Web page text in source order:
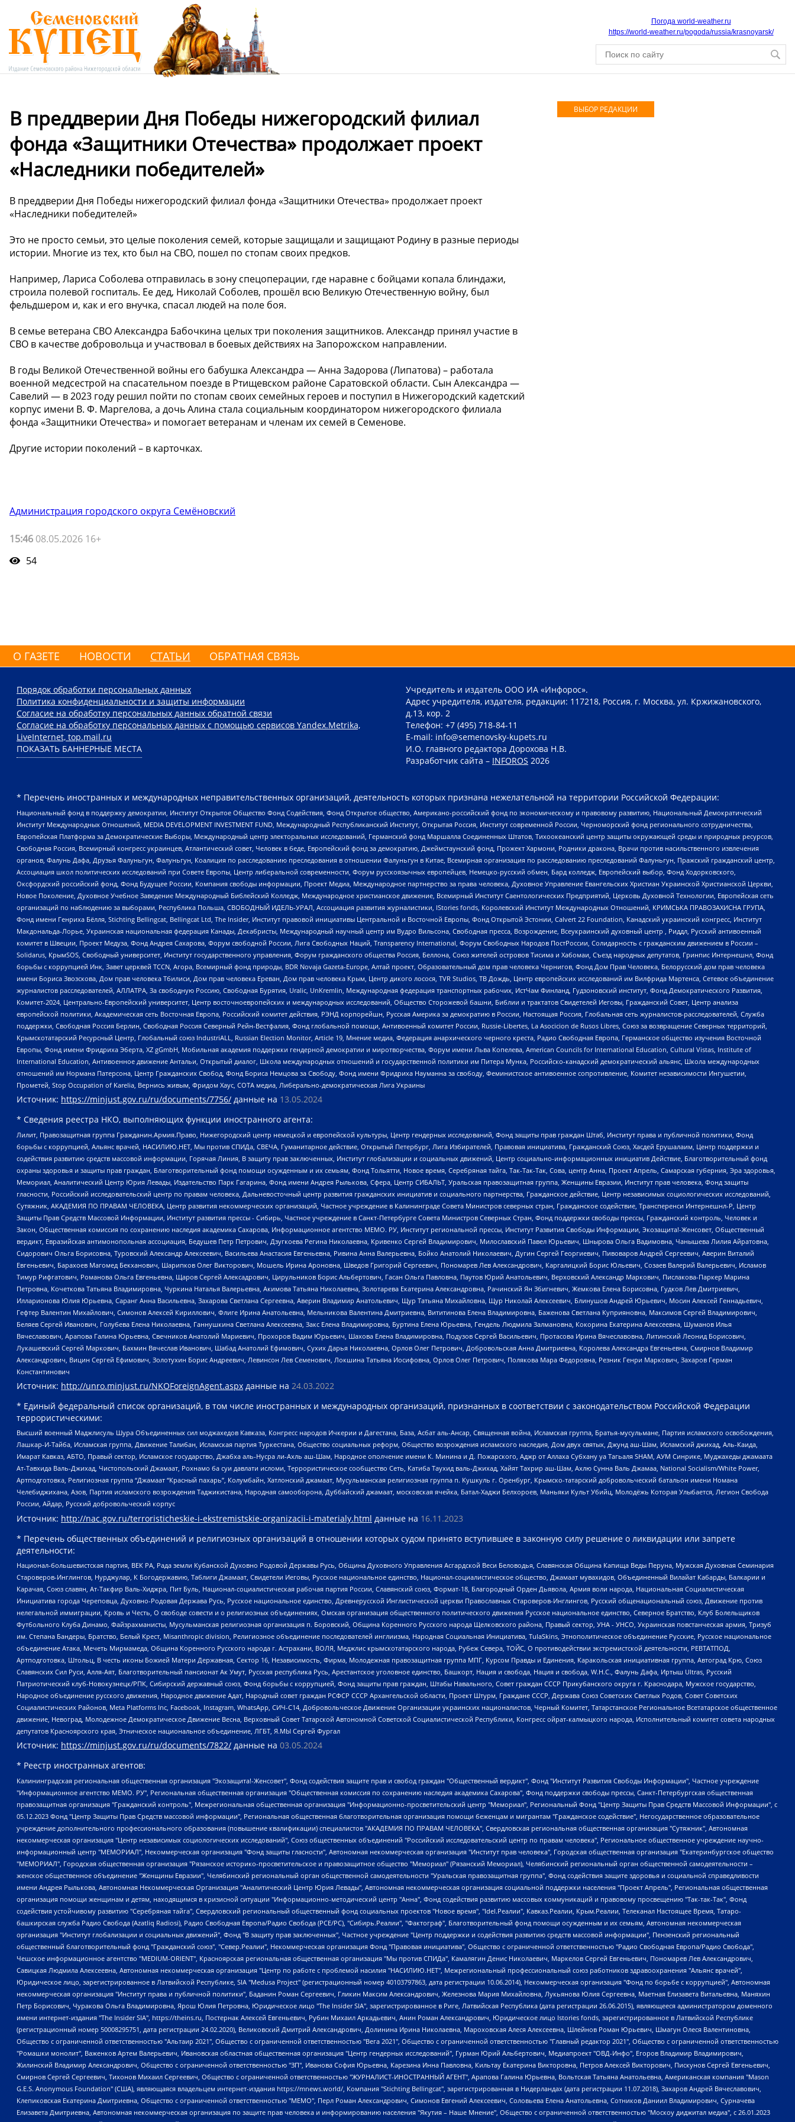
Погода world-weather.ru
https://world-weather.ru/pogoda/russia/krasnoyarsk/
В преддверии Дня Победы нижегородский филиал
фонда «Защитники Отечества» продолжает проект
«Наследники победителей»
В преддверии Дня Победы нижегородский филиал фонда «Защитники Отечества» продолжает проект
«Наследники победителей»
Это не просто семьи, это целые поколения семей, которые защищали и защищают Родину в разные периоды
истории. Многие из тех, кто был на СВО, пошел по стопам своих предков.
Например, Лариса Соболева отправилась в зону спецоперации, где наравне с бойцами копала блиндажи,
строила полевой госпиталь. Ее дед, Николай Соболев, прошёл всю Великую Отечественную войну, был
фельдшером и, как и его внучка, спасал людей на поле боя.
В семье ветерана СВО Александра Бабочкина целых три поколения защитников. Александр принял участие в
СВО в качестве добровольца и участвовал в боевых действиях на Запорожском направлении.
В годы Великой Отечественной войны его бабушка Александра — Анна Задорова (Липатова) – работала
военной медсестрой на спасательном поезде в Ртищевском районе Саратовской области. Сын Александра —
Савелий — в 2023 году решил пойти по стопам своих семейных героев и поступил в Нижегородский кадетский
корпус имени В. Ф. Маргелова, а дочь Алина стала социальным координатором нижегородского филиала
фонда «Защитники Отечества» и помогает ветеранам и членам их семей в Семенове.
Другие истории поколений – в карточках.
Администрация городского округа Семёновский
15:46 08.05.2026 16+
54
ВЫБОР РЕДАКЦИИ
О ГАЗЕТЕ НОВОСТИ СТАТЬИ ОБРАТНАЯ СВЯЗЬ
Порядок обработки персональных данных
Политика конфиденциальности и защиты информации
Согласие на обработку персональных данных обратной связи
Согласие на обработку персональных данных с помощью сервисов Yandex.Metrika,
LiveInternet, top.mail.ru
ПОКАЗАТЬ БАННЕРНЫЕ МЕСТА
Учредитель и издатель ООО ИА «Инфорос».
Адрес учредителя, издателя, редакции: 117218, Россия, г. Москва, ул. Кржижановского,
д.13, кор. 2
Телефон: +7 (495) 718-84-11
E-mail: info@semenovsky-kupets.ru
И.О. главного редактора Дорохова Н.В.
Разработчик сайта – INFOROS 2026
* Перечень иностранных и международных неправительственных организаций, деятельность которых признана нежелательной на территории Российской Федерации:
Национальный фонд в поддержку демократии, Институт Открытое Общество Фонд Содействия, Фонд Открытое общество, Американо-российский фонд по экономическому и правовому развитию, Национальный Демократический
Институт Международных Отношений, MEDIA DEVELOPMENT INVESTMENT FUND, Международный Республиканский Институт, Открытая Россия, Институт современной России, Черноморский фонд регионального сотрудничества,
Европейская Платформа за Демократические Выборы, Международный центр электоральных исследований, Германский фонд Маршалла Соединенных Штатов, Тихоокеанский центр защиты окружающей среды и природных ресурсов,
Свободная Россия, Всемирный конгресс украинцев, Атлантический совет, Человек в беде, Европейский фонд за демократию, Джеймстаунский фонд, Прожект Хармони, Родники дракона, Врачи против насильственного извлечения
органов, Фалунь Дафа, Друзья Фалуньгун, Фалуньгун, Коалиция по расследованию преследования в отношении Фалуньгун в Китае, Всемирная организация по расследованию преследований Фалуньгун, Пражский гражданский центр,
Ассоциация школ политических исследований при Совете Европы, Центр либеральной современности, Форум русскоязычных европейцев, Немецко-русский обмен, Бард колледж, Европейский выбор, Фонд Ходорковского,
Оксфордский российский фонд, Фонд Будущее России, Компания свободы информации, Проект Медиа, Международное партнерство за права человека, Духовное Управление Евангельских Христиан Украинской Христианской Церкви,
Новое Поколение, Духовное Учебное Заведение Международный Библейский Колледж, Международное христианское движение, Всемирный Институт Саентологических Предприятий, Церковь Духовной Технологии, Европейская сеть
организаций по наблюдению за выборами, Республика Польша, СВОБОДНЫЙ ИДЕЛЬ-УРАЛ, Ассоциация развития журналистики, IStories fonds, Королевский Институт Международных Отношений, КРИМСЬКА ПРАВОЗАХИСНА ГРУПА,
Фонд имени Генриха Бёлля, Stichting Bellingcat, Bellingcat Ltd, The Insider, Институт правовой инициативы Центральной и Восточной Европы, Фонд Открытой Эстонии, Calvert 22 Foundation, Канадский украинский конгресс, Институт
Макдональда-Лорье, Украинская национальная федерация Канады, Декабристы, Международный научный центр им Вудро Вильсона, Свободная пресса, Возрождение, Всеукраинский духовный центр , Риддл, Русский антивоенный
комитет в Швеции, Проект Медуза, Фонд Андрея Сахарова, Форум свободной России, Лига Свободных Наций, Transparеncy International, Форум Свободных Народов ПостРоссии, Солидарность с гражданским движением в России –
Solidarus, КрымSOS, Свободный университет, Институт государственного управления, Форум гражданского общества Россия, Беллона, Союз жителей островов Тисима и Хабомаи, Съезд народных депутатов, Гринпис Интернешнл, Фонд
борьбы с коррупцией Инк, Завет церквей TCCN, Агора, Всемирный фонд природы, BDR Novaja Gazeta-Europe, Алтай проект, Образовательный дом прав человека Чернигов, Фонд Дом Прав Человека, Белорусский дом прав человека
имени Бориса Звозскова, Дом прав человека Тбилиси, Дом прав человека Ереван, Дом прав человека Крым, Центр дикого лосося, TVR Studios, ТВ Дождь, Центр европейских исследований им Вилфрида Мартенса, Сетевое объединение
журналистов расследователей, АЛЛАТРА, За свободную Россию, Свободная Бурятия, Uralic, UnKremlin, Международная федерация транспортных рабочих, ИстЧам Финланд, Гудзоновский институт, Фонд Демократического Развития,
Комитет-2024, Центрально-Европейский университет, Центр восточноевропейских и международных исследований, Общество Сторожевой башни, Библии и трактатов Свидетелей Иеговы, Гражданский Совет, Центр анализа
европейской политики, Академическая сеть Восточная Европа, Российский комитет действия, РЭНД корпорейшн, Русская Америка за демократию в России, Настоящая Россия, Глобальная сеть журналистов-расследователей, Служба
поддержки, Свободная Россия Берлин, Свободная Россия Северный Рейн-Вестфалия, Фонд глобальной помощи, Антивоенный комитет России, Russie-Libertes, La Asocicion de Rusos Libres, Союз за возвращение Северных территорий,
Крымскотатарский Ресурсный Центр, Глобальный союз IndustriALL, Russian Election Monitor, Article 19, Мнение медиа, Федерация анархического черного креста, Радио Свободная Европа, Германское общество изучения Восточной
Европы, Фонд имени Фридриха Эберта, XZ gGmbH, Мобильная академия поддержки гендерной демократии и миротворчества, Форум имени Льва Копелева, American Councils for International Education, Cultural Vistas, Institute of
International Education, Антивоенное движение Антальи, Открытый диалог, Школа международных отношений и государственной политики им Питера Мунка, Российско-канадский демократический альянс, Школа международных
отношений им Нормана Патерсона, Центр Гражданских Свобод, Фонд Бориса Немцова за Свободу, Фонд имени Фридриха Науманна за свободу, Феминистское антивоенное сопротивление, Комитет независимости Ингушетии,
Прометей, Stop Occupation of Karelia, Вернись живым, Фридом Хаус, СОТА медиа, Либерально-демократическая Лига Украины
Источник: https://minjust.gov.ru/ru/documents/7756/ данные на 13.05.2024
* Сведения реестра НКО, выполняющих функции иностранного агента:
Лилит, Правозащитная группа Гражданин.Армия.Право, Нижегородский центр немецкой и европейской культуры, Центр гендерных исследований, Фонд защиты прав граждан Штаб, Институт права и публичной политики, Фонд
борьбы с коррупцией, Альянс врачей, НАСИЛИЮ.НЕТ, Мы против СПИДа, СВЕЧА, Гуманитарное действие, Открытый Петербург, Лига Избирателей, Правовая инициатива, Гражданский Союз, Хасдей Ерушалаим, Центр поддержки и
содействия развитию средств массовой информации, Горячая Линия, В защиту прав заключенных, Институт глобализации и социальных движений, Центр социально-информационных инициатив Действие, Благотворительный фонд
охраны здоровья и защиты прав граждан, Благотворительный фонд помощи осужденным и их семьям, Фонд Тольятти, Новое время, Серебряная тайга, Так-Так-Так, Сова, центр Анна, Проект Апрель, Самарская губерния, Эра здоровья,
Мемориал, Аналитический Центр Юрия Левады, Издательство Парк Гагарина, Фонд имени Андрея Рылькова, Сфера, Центр СИБАЛЬТ, Уральская правозащитная группа, Женщины Евразии, Институт прав человека, Фонд защиты
гласности, Российский исследовательский центр по правам человека, Дальневосточный центр развития гражданских инициатив и социального партнерства, Гражданское действие, Центр независимых социологических исследований,
Сутяжник, АКАДЕМИЯ ПО ПРАВАМ ЧЕЛОВЕКА, Центр развития некоммерческих организаций, Частное учреждение в Калининграде Совета Министров северных стран, Гражданское содействие, Трансперенси Интернешнл-Р, Центр
Защиты Прав Средств Массовой Информации, Институт развития прессы - Сибирь, Частное учреждение в Санкт-Петербурге Совета Министров Северных Стран, Фонд поддержки свободы прессы, Гражданский контроль, Человек и
Закон, Общественная комиссия по сохранению наследия академика Сахарова, Информационное агентство МЕМО. РУ, Институт региональной прессы, Институт Развития Свободы Информации, Экозащита!-Женсовет, Общественный
вердикт, Евразийская антимонопольная ассоциация, Бедушев Петр Петрович, Дзугкоева Регина Николаевна, Кривенко Сергей Владимирович, Милославский Павел Юрьевич, Шнырова Ольга Вадимовна, Чанышева Лилия Айратовна,
Сидорович Ольга Борисовна, Туровский Александр Алексеевич, Васильева Анастасия Евгеньевна, Ривина Анна Валерьевна, Бойко Анатолий Николаевич, Дугин Сергей Георгиевич, Пивоваров Андрей Сергеевич, Аверин Виталий
Евгеньевич, Барахоев Магомед Бекханович, Шарипков Олег Викторович, Мошель Ирина Ароновна, Шведов Григорий Сергеевич, Пономарев Лев Александрович, Каргалицкий Борис Юльевич, Созаев Валерий Валерьевич, Исламов
Тимур Рифгатович, Романова Ольга Евгеньевна, Щаров Сергей Алексадрович, Цирульников Борис Альбертович, Гасан Ольга Павловна, Паутов Юрий Анатольевич, Верховский Александр Маркович, Пислакова-Паркер Марина
Петровна, Кочеткова Татьяна Владимировна, Чуркина Наталья Валерьевна, Акимова Татьяна Николаевна, Золотарева Екатерина Александровна, Рачинский Ян Збигневич, Жемкова Елена Борисовна, Гудков Лев Дмитриевич,
Илларионова Юлия Юрьевна, Саранг Анна Васильевна, Захарова Светлана Сергеевна, Аверин Владимир Анатольевич, Щур Татьяна Михайловна, Щур Николай Алексеевич, Блинушов Андрей Юрьевич, Мосин Алексей Геннадьевич,
Гефтер Валентин Михайлович, Симонов Алексей Кириллович, Флиге Ирина Анатольевна, Мельникова Валентина Дмитриевна, Вититинова Елена Владимировна, Баженова Светлана Куприяновна, Максимов Сергей Владимирович,
Беляев Сергей Иванович, Голубева Елена Николаевна, Ганнушкина Светлана Алексеевна, Закс Елена Владимировна, Буртина Елена Юрьевна, Гендель Людмила Залмановна, Кокорина Екатерина Алексеевна, Шуманов Илья
Вячеславович, Арапова Галина Юрьевна, Свечников Анатолий Мариевич, Прохоров Вадим Юрьевич, Шахова Елена Владимировна, Подузов Сергей Васильевич, Протасова Ирина Вячеславовна, Литинский Леонид Борисович,
Лукашевский Сергей Маркович, Бахмин Вячеслав Иванович, Шабад Анатолий Ефимович, Сухих Дарья Николаевна, Орлов Олег Петрович, Добровольская Анна Дмитриевна, Королева Александра Евгеньевна, Смирнов Владимир
Александрович, Вицин Сергей Ефимович, Золотухин Борис Андреевич, Левинсон Лев Семенович, Локшина Татьяна Иосифовна, Орлов Олег Петрович, Полякова Мара Федоровна, Резник Генри Маркович, Захаров Герман
Константинович
Источник: http://unro.minjust.ru/NKOForeignAgent.aspx данные на 24.03.2022
* Единый федеральный список организаций, в том числе иностранных и международных организаций, признанных в соответствии с законодательством Российской Федерации
террористическими:
Высший военный Маджлисуль Шура Объединенных сил моджахедов Кавказа, Конгресс народов Ичкерии и Дагестана, База, Асбат аль-Ансар, Священная война, Исламская группа, Братья-мусульмане, Партия исламского освобождения,
Лашкар-И-Тайба, Исламская группа, Движение Талибан, Исламская партия Туркестана, Общество социальных реформ, Общество возрождения исламского наследия, Дом двух святых, Джунд аш-Шам, Исламский джихад, Аль-Каида,
Имарат Кавказ, АБТО, Правый сектор, Исламское государство, Джабха аль-Нусра ли-Ахль аш-Шам, Народное ополчение имени К. Минина и Д. Пожарского, Аджр от Аллаха Субхану уа Тагьаля SHAM, АУМ Синрике, Муджахеды джамаата
Ат-Тавхида Валь-Джихад, Чистопольский Джамаат, Рохнамо ба суи давлати исломи, Террористическое сообщество Сеть, Катиба Таухид валь-Джихад, Хайят Тахрир аш-Шам, Ахлю Сунна Валь Джамаа, National Socialism/White Power,
Артподготовка, Религиозная группа “Джамаат “Красный пахарь”, Колумбайн, Хатлонский джамаат, Мусульманская религиозная группа п. Кушкуль г. Оренбург, Крымско-татарский добровольческий батальон имени Номана
Челебиджихана, Азов, Партия исламского возрождения Таджикистана, Народная самооборона, Дуббайский джамаат, московская ячейка, Батал-Хаджи Белхороев, Маньяки Культ Убийц, Молодёжь Которая Улыбается, Легион Свобода
России, Айдар, Русский добровольческий корпус
Источник: http://nac.gov.ru/terroristicheskie-i-ekstremistskie-organizacii-i-materialy.html данные на 16.11.2023
* Перечень общественных объединений и религиозных организаций в отношении которых судом принято вступившее в законную силу решение о ликвидации или запрете
деятельности:
Национал-большевистская партия, ВЕК РА, Рада земли Кубанской Духовно Родовой Державы Русь, Община Духовного Управления Асгардской Веси Беловодья, Славянская Община Капища Веды Перуна, Мужская Духовная Семинария
Староверов-Инглингов, Нурджулар, К Богодержавию, Таблиги Джамаат, Свидетели Иеговы, Русское национальное единство, Национал-социалистическое общество, Джамаат мувахидов, Объединенный Вилайат Кабарды, Балкарии и
Карачая, Союз славян, Ат-Такфир Валь-Хиджра, Пит Буль, Национал-социалистическая рабочая партия России, Славянский союз, Формат-18, Благородный Орден Дьявола, Армия воли народа, Национальная Социалистическая
Инициатива города Череповца, Духовно-Родовая Держава Русь, Русское национальное единство, Древнерусской Инглистической церкви Православных Староверов-Инглингов, Русский общенациональный союз, Движение против
нелегальной иммиграции, Кровь и Честь, О свободе совести и о религиозных объединениях, Омская организация общественного политического движения Русское национальное единство, Северное Братство, Клуб Болельщиков
Футбольного Клуба Динамо, Файзрахманисты, Мусульманская религиозная организация п. Боровский, Община Коренного Русского народа Щелковского района, Правый сектор, УНА - УНСО, Украинская повстанческая армия, Тризуб
им. Степана Бандеры, Братство, Белый Крест, Misanthropic division, Религиозное объединение последователей инглиизма, Народная Социальная Инициатива, TulaSkins, Этнополитическое объединение Русские, Русское национальное
объединение Атака, Мечеть Мирмамеда, Община Коренного Русского народа г. Астрахани, ВОЛЯ, Меджлис крымскотатарского народа, Рубеж Севера, ТОЙС, О противодействии экстремистской деятельности, РЕВТАТПОД,
Артподготовка, Штольц, В честь иконы Божией Матери Державная, Сектор 16, Независимость, Фирма, Молодежная правозащитная группа МПГ, Курсом Правды и Единения, Каракольская инициативная группа, Автоград Крю, Союз
Славянских Сил Руси, Алля-Аят, Благотворительный пансионат Ак Умут, Русская республика Русь, Арестантское уголовное единство, Башкорт, Нация и свобода, Нация и свобода, W.H.С., Фалунь Дафа, Иртыш Ultras, Русский
Патриотический клуб-Новокузнецк/РПК, Сибирский державный союз, Фонд борьбы с коррупцией, Фонд защиты прав граждан, Штабы Навального, Совет граждан СССР Прикубанского округа г. Краснодара, Мужское государство,
Народное объединение русского движения, Народное движение Адат, Народный совет граждан РСФСР СССР Архангельской области, Проект Штурм, Граждане СССР, Держава Союз Советских Светлых Родов, Совет Советских
Социалистических Районов, Meta Platforms Inc, Facebook, Instagram, WhatsApp, СИЧ-С14, Добровольческое Движение Организации украинских националистов, Черный Комитет, Татарстанское Региональное Всетатарское общественное
движение, Невоград, Молодежное Демократическое Движение Весна, Верховный Совет Татарской Автономной Советской Социалистической Республики, Конгресс ойрат-калмыцкого народа, Исполнительный комитет совета народных
депутатов Красноярского края, Этническое национальное объединение, ЛГБТ, Я.МЫ Сергей Фургал
Источник: https://minjust.gov.ru/ru/documents/7822/ данные на 03.05.2024
* Реестр иностранных агентов:
Калининградская региональная общественная организация "Экозащита!-Женсовет", Фонд содействия защите прав и свобод граждан "Общественный вердикт", Фонд "Институт Развития Свободы Информации", Частное учреждение "Информационное агентство МЕМО. РУ", Региональная общественная организация "Общественная комиссия по сохранению наследия академика Сахарова", Фонд поддержки свободы прессы, Санкт-Петербургская общественная правозащитная организация "Гражданский контроль", Межрегиональная общественная организация "Информационно-просветительский центр "Мемориал", Региональный Фонд "Центр Защиты Прав Средств Массовой Информации", с 05.12.2023 Фонд "Центр Защиты Прав Средств массовой информации", Региональная общественная благотворительная организация помощи беженцам и мигрантам "Гражданское содействие", Негосударственное образовательное учреждение дополнительного профессионального образования (повышение квалификации) специалистов "АКАДЕМИЯ ПО ПРАВАМ ЧЕЛОВЕКА", Свердловская региональная общественная организация "Сутяжник", Автономная некоммерческая организация "Центр независимых социологических исследований", Союз общественных объединений "Российский исследовательский центр по правам человека", Региональное общественное учреждение научно-информационный центр "МЕМОРИАЛ", Некоммерческая организация "Фонд защиты гласности", Автономная некоммерческая организация "Институт прав человека", Городская общественная организация "Екатеринбургское общество "МЕМОРИАЛ", Городская общественная организация "Рязанское историко-просветительское и правозащитное общество "Мемориал" (Рязанский Мемориал), Челябинский региональный орган общественной самодеятельности – женское общественное объединение "Женщины Евразии", Челябинский региональный орган общественной самодеятельности "Уральская правозащитная группа", Фонд содействия защите здоровья и социальной справедливости имени Андрея Рылькова, Автономная Некоммерческая Организация "Аналитический Центр Юрия Левады", Автономная некоммерческая организация социальной поддержки населения "Проект Апрель", Региональная общественная организация помощи женщинам и детям, находящимся в кризисной ситуации "Информационно-методический центр "Анна", Фонд содействия развитию массовых коммуникаций и правовому просвещению "Так-так-Так", Фонд содействия устойчивому развитию "Серебряная тайга", Свердловский региональный общественный фонд социальных проектов "Новое время", "Idel.Реалии", Кавказ.Реалии, Крым.Реалии, Телеканал Настоящее Время, Татаро-башкирская служба Радио Свобода (Azatliq Radiosi), Радио Свободная Европа/Радио Свобода (PCE/PC), "Сибирь.Реалии", "Фактограф", Благотворительный фонд помощи осужденным и их семьям, Автономная некоммерческая организация "Институт глобализации и социальных движений", Фонд "В защиту прав заключенных", Частное учреждение "Центр поддержки и содействия развитию средств массовой информации", Пензенский региональный общественный благотворительный фонд "Гражданский союз", "Север.Реалии", Некоммерческая организация Фонд "Правовая инициатива", Общество с ограниченной ответственностью "Радио Свободная Европа/Радио Свобода", Чешское информационное агентство "MEDIUM-ORIENT", Красноярская региональная общественная организация "Мы против СПИДа", Камалягин Денис Николаевич, Маркелов Сергей Евгеньевич, Пономарев Лев Александрович, Савицкая Людмила Алексеевна, Автономная некоммерческая организация "Центр по работе с проблемой насилия "НАСИЛИЮ.НЕТ", Межрегиональный профессиональный союз работников здравоохранения "Альянс врачей", Юридическое лицо, зарегистрированное в Латвийской Республике, SIA "Medusa Project" (регистрационный номер 40103797863, дата регистрации 10.06.2014), Некоммерческая организация "Фонд по борьбе с коррупцией", Автономная некоммерческая организация "Институт права и публичной политики", Баданин Роман Сергеевич, Гликин Максим Александрович, Железнова Мария Михайловна, Лукьянова Юлия Сергеевна, Маетная Елизавета Витальевна, Маняхин Петр Борисович, Чуракова Ольга Владимировна, Ярош Юлия Петровна, Юридическое лицо "The Insider SIA", зарегистрированное в Риге, Латвийская Республика (дата регистрации 26.06.2015), являющееся администратором доменного имени интернет-издания "The Insider SIA", https://theins.ru, Постернак Алексей Евгеньевич, Рубин Михаил Аркадьевич, Анин Роман Александрович, Юридическое лицо Istories fonds, зарегистрированное в Латвийской Республике (регистрационный номер 50008295751, дата регистрации 24.02.2020), Великовский Дмитрий Александрович, Долинина Ирина Николаевна, Мароховская Алеся Алексеевна, Шлейнов Роман Юрьевич, Шмагун Олеся Валентиновна, Общество с ограниченной ответственностью "Альтаир 2021", Общество с ограниченной ответственностью "Вега 2021", Общество с ограниченной ответственностью "Главный редактор 2021", Общество с ограниченной ответственностью "Ромашки монолит", Важенков Артем Валерьевич, Ивановская областная общественная организация "Центр гендерных исследований", Гурман Юрий Альбертович, Медиапроект "ОВД-Инфо", Егоров Владимир Владимирович, Жилинский Владимир Александрович, Общество с ограниченной ответственностью "ЗП", Иванова София Юрьевна, Карезина Инна Павловна, Кильтау Екатерина Викторовна, Петров Алексей Викторович, Пискунов Сергей Евгеньевич, Смирнов Сергей Сергеевич, Тихонов Михаил Сергеевич, Общество с ограниченной ответственностью "ЖУРНАЛИСТ-ИНОСТРАННЫЙ АГЕНТ", Арапова Галина Юрьевна, Вольтская Татьяна Анатольевна, Американская компания "Mason G.E.S. Anonymous Foundation" (США), являющаяся владельцем интернет-издания https://mnews.world/, Компания "Stichting Bellingcat", зарегистрированная в Нидерландах (дата регистрации 11.07.2018), Захаров Андрей Вячеславович, Клепиковская Екатерина Дмитриевна, Общество с ограниченной ответственностью "МЕМО", Перл Роман Александрович, Симонов Евгений Алексеевич, Соловьева Елена Анатольевна, Сотников Даниил Владимирович, Сурначева Елизавета Дмитриевна, Автономная некоммерческая организация по защите прав человека и информированию населения "Якутия – Наше Мнение", Общество с ограниченной ответственностью "Москоу диджитал медиа", с 26.01.2023 Общество с ограниченной ответственностью "Чайка Белые сады", Ветошкина Валерия Валерьевна, Заговора Максим Александрович, Межрегиональное общественное движение "Российская ЛГБТ - сеть", Оленичев Максим Владимирович, Павлов Иван Юрьевич, Скворцова Елена Сергеевна, Общество с ограниченной ответственностью "Как бы инагент", Кочетков Игорь Викторович, Общество с ограниченной ответственностью "Честные выборы", Еланчик Олег Александрович, Общество с ограниченной ответственностью "Нобелевский призыв", Гималова Регина Эмилевна, Григорьев Андрей Валерьевич, Григорьева Алина Александровна, Ассоциация по содействию защите прав призывников, альтернативнослужащих и военнослужащих "Правозащитная группа "Гражданин.Армия.Право", Хисамова Регина Фаритовна, Автономная некоммерческая организация по реализации социально-правовых программ "Лилит", Дальневосточное общественное движение "Маяк", Санкт-Петербургская ЛГБТ-инициативная группа "Выход", Инициативная группа ЛГБТ+ "Реверс", Алексеев Андрей Викторович, Бекбулатова Таисия Львовна, Беляев Иван Михайлович, Владыкина Елена Сергеевна, Гельман Марат Александрович, Никульшина Вероника Юрьевна, Толоконникова Надежда Андреевна, Шендерович Виктор Анатольевич, Общество с ограниченной ответственностью "Данное сообщение", Общество с ограниченной ответственностью Издательский дом "Новая глава", Айнбиндер Александра Александровна, Московский комьюнити-центр для ЛГБТ+инициатив, Благотворительный фонд развития филантропии, Deutsche Welle (Германия, Kurt-Schumacher-Strasse 3, 53113 Bonn), Борзунова Мария Михайловна, Воробьев Виктор Викторович, Голубева Анна Львовна, Константинова Алла Михайловна, Малкова Ирина Владимировна, Мурадов Мурад Абдулгалимович, Осетинская Елизавета Николаевна, Понасенков Евгений Николаевич, Ганапольский Матвей Юрьевич, Киселев Евгений Алексеевич, Борухович Ирина Григорьевна, Дремин Иван Тимофеевич, Дубровский Дмитрий Викторович, Красноярская региональная общественная организация поддержки и развития альтернативных образовательных технологий и межкультурных коммуникаций "ИНТЕРРА", Маяковская Екатерина Алексеевна, Фейгин Марк Захарович, Филимонов Андрей Викторович, Дзугкоева Регина Николаевна, Доброхотов Роман Александрович, Дудь Юрий Александрович, Елкин Сергей Владимирович, Кругликов Кирилл Игоревич, Сабунаева Мария Леонидовна, Семенов Алексей Владимирович, Шаинян Карен Багратович, Шульман Екатерина Михайловна, Асафьев Артур Валерьевич, Вахштайн Виктор Семенович, Венедиктов Алексей Алексеевич, Лушникова Екатерина Евгеньевна, Волков Леонид Михайлович, Невзоров Александр Глебович, Пархоменко Сергей Борисович, Сироткин Ярослав Николаевич, Кара-Мурза Владимир Владимирович, Баранова Наталья Владимировна, Гозман Леонид Яковлевич, Кагарлицкий Борис Юльевич, Климарев Михаил Валерьевич, Милов Владимир Станиславович, Автономная некоммерческая организация Краснодарский центр современного искусства "Типография", Моргенштерн Алишер Тагирович, Соболь Любовь Эдуардовна, Общество с ограниченной ответственностью "ЛИЗА НОРМ", Каспаров Гарри Кимович, Ходорковский Михаил Борисович, Общество с ограниченной ответственностью "Апрельские тезисы", Данилович Ирина Брониславовна, Кашин Олег Владимирович, Петров Николай Владимирович, Пивоваров Алексей Владимирович, Соколов Михаил Владимирович, Цветкова Юлия Владимировна, Чичваркин Евгений Александрович, Комитет против пыток/Команда против пыток, Общество с ограниченной ответственностью "Первый научный", Общество с ограниченной ответственностью "Вертолет и ко", Белоцерковская Вероника Борисовна, Кац Максим Евгеньевич, Лазарева Татьяна Юрьевна, Шаведдинов Руслан Табризович, Яшин Илья Валерьевич, Общество с ограниченной ответственностью "Иноагент ААВ", Алешковский Дмитрий Петрович, Альбац Евгения Марковна, Быков Дмитрий Львович, Галямина Юлия Евгеньевна, Лойко Сергей Леонидович, Мартынов Кирилл Константинович, Медведев Сергей Александрович, Крашенинников Федор Геннадиевич, Гордеева Катерина Вл